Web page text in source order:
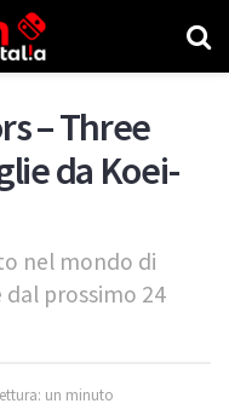
– Three
da Koei-
nel mondo di
dal prossimo 24
un minuto